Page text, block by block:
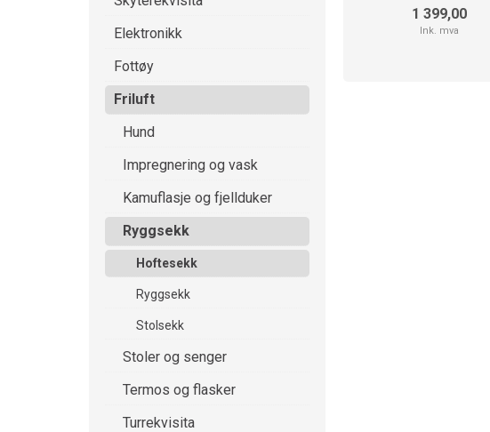
Elektronikk
Fottøy
Friluft
Hund
Impregnering og vask
Kamuflasje og fjellduker
Ryggsekk
Hoftesekk
Ryggsekk
Stolsekk
Stoler og senger
Termos og flasker
Turrekvisita
1 399,00
Ink. mva